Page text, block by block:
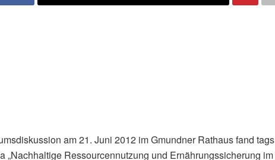
am 21. Juni 2012 im Gmundner Rathaus fand tags
„Nachhaltige Ressourcennutzung und Ernährungssicherung im